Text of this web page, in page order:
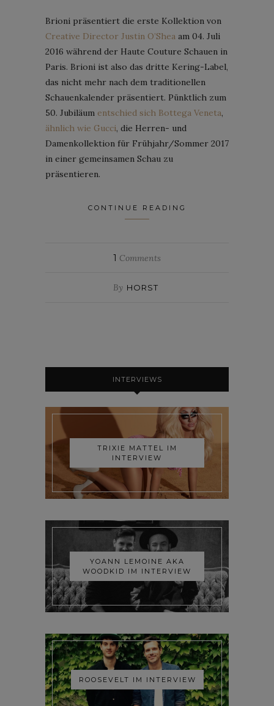
Brioni präsentiert die erste Kollektion von
Creative Director Justin O’Shea am 04. Juli
2016 während der Haute Couture Schauen in
Paris. Brioni ist also das dritte Kering-Label,
das nicht mehr nach dem traditionellen
Schauenkalender präsentiert. Pünktlich zum
50. Jubiläum entschied sich Bottega Veneta,
ähnlich wie Gucci, die Herren- und
Damenkollektion für Frühjahr/Sommer 2017
in einer gemeinsamen Schau zu
präsentieren.
CONTINUE READING
1 Comments
By HORST
INTERVIEWS
TRIXIE MATTEL IM
INTERVIEW
YOANN LEMOINE AKA
WOODKID IM INTERVIEW
ROOSEVELT IM INTERVIEW